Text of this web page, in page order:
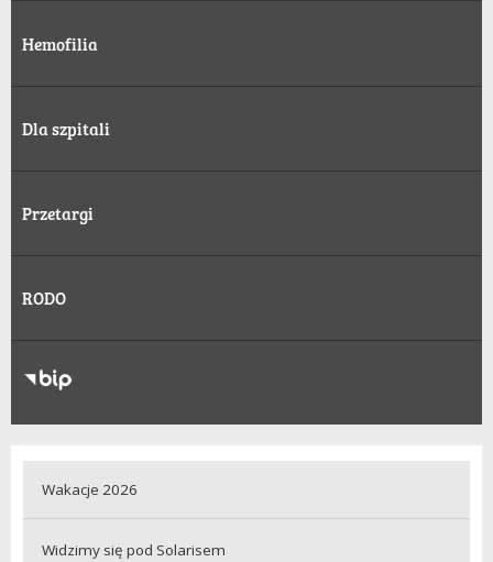
Hemofilia
Dla szpitali
Przetargi
RODO
RODO
Wakacje 2026
Widzimy się pod Solarisem